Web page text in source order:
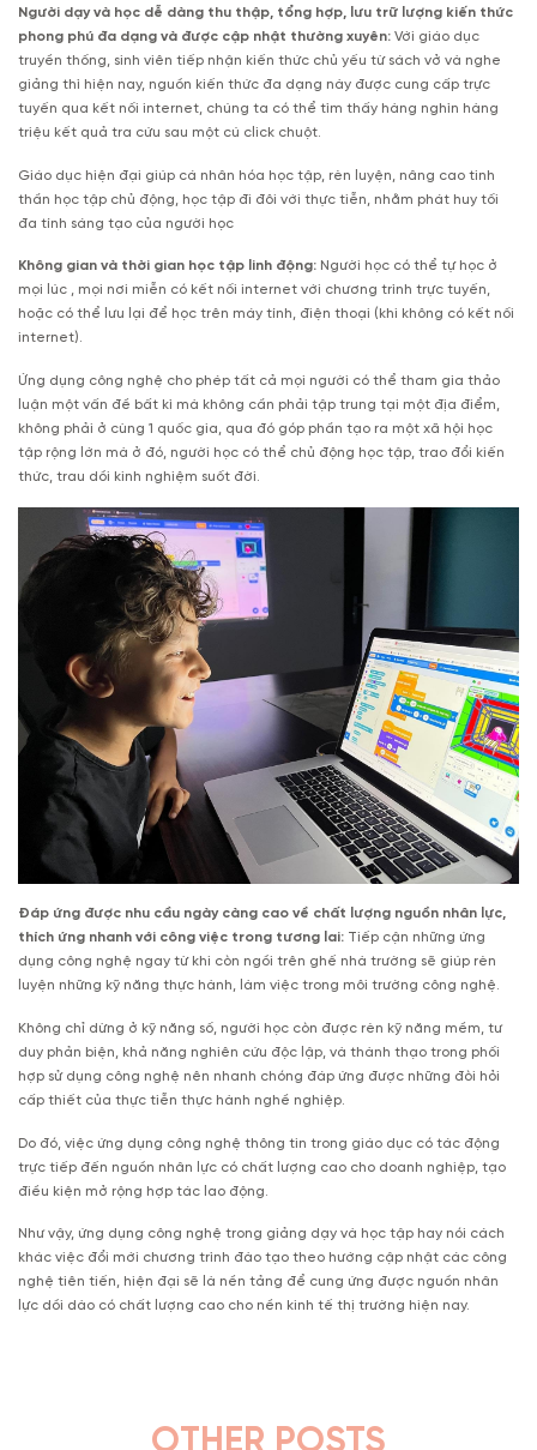
Người dạy và học dễ dàng thu thập, tổng hợp, lưu trữ lượng kiến thức
phong phú đa dạng và được cập nhật thường xuyên: Với giáo dục
truyền thống, sinh viên tiếp nhận kiến thức chủ yếu từ sách vở và nghe
giảng thì hiện nay, nguồn kiến thức đa dạng này được cung cấp trực
tuyến qua kết nối internet, chúng ta có thể tìm thấy hàng nghìn hàng
triệu kết quả tra cứu sau một cú click chuột.
Giáo dục hiện đại giúp cá nhân hóa học tập, rèn luyện, nâng cao tinh
thần học tập chủ động, học tập đi đôi với thực tiễn, nhằm phát huy tối
đa tính sáng tạo của người học
Không gian và thời gian học tập linh động: Người học có thể tự học ở
mọi lúc , mọi nơi miễn có kết nối internet với chương trình trực tuyến,
hoặc có thể lưu lại để học trên máy tính, điện thoại (khi không có kết nối
internet).
Ứng dụng công nghệ cho phép tất cả mọi người có thể tham gia thảo
luận một vấn đề bất kì mà không cần phải tập trung tại một địa điểm,
không phải ở cùng 1 quốc gia, qua đó góp phần tạo ra một xã hội học
tập rộng lớn mà ở đó, người học có thể chủ động học tập, trao đổi kiến
thức, trau dồi kinh nghiệm suốt đời.
Đáp ứng được nhu cầu ngày càng cao về chất lượng nguồn nhân lực,
thích ứng nhanh với công việc trong tương lai: Tiếp cận những ứng
dụng công nghệ ngay từ khi còn ngồi trên ghế nhà trường sẽ giúp rèn
luyện những kỹ năng thực hành, làm việc trong môi trường công nghệ.
Không chỉ dừng ở kỹ năng số, người học còn được rèn kỹ năng mềm, tư
duy phản biện, khả năng nghiên cứu độc lập, và thành thạo trong phối
hợp sử dụng công nghệ nên nhanh chóng đáp ứng được những đòi hỏi
cấp thiết của thực tiễn thực hành nghề nghiệp.
Do đó, việc ứng dụng công nghệ thông tin trong giáo dục có tác động
trực tiếp đến nguồn nhân lực có chất lượng cao cho doanh nghiệp, tạo
điều kiện mở rộng hợp tác lao động.
Như vậy, ứng dụng công nghệ trong giảng dạy và học tập hay nói cách
khác việc đổi mới chương trình đào tạo theo hướng cập nhật các công
nghệ tiên tiến, hiện đại sẽ là nền tảng để cung ứng được nguồn nhân
lực dồi dào có chất lượng cao cho nền kinh tế thị trường hiện nay.